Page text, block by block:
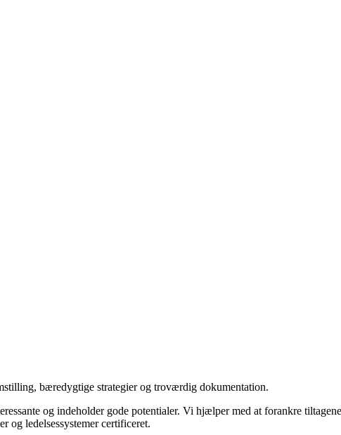
bæredygtige strategier og troværdig dokumentation.
og indeholder gode potentialer. Vi hjælper med at forankre
og ledelsessystemer certificeret.